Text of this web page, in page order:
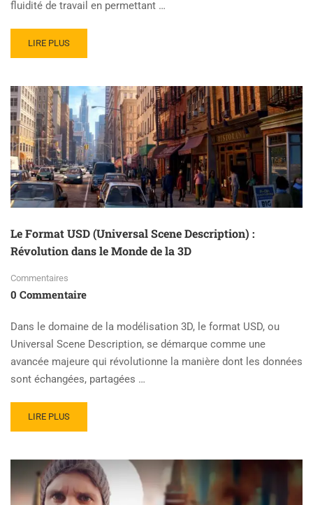
fluidité de travail en permettant …
READ
MORE
QUELQUES
RACCOURCIS
CLAVIER
UTILES
LIRE PLUS
Le Format USD (Universal Scene Description) :
Révolution dans le Monde de la 3D
Commentaires
0 Commentaire
Dans le domaine de la modélisation 3D, le format USD, ou
Universal Scene Description, se démarque comme une
avancée majeure qui révolutionne la manière dont les données
sont échangées, partagées …
READ
MORE
LE
FORMAT
USD
(UNIVERSAL
LIRE PLUS